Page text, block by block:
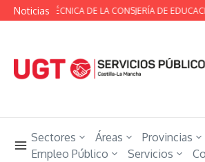
Saltar al contenido
Noticias
MESA TÉCNICA DE LA CONSJERÍA DE
Sectores Áreas
Provincias
Empleo Público
Servicios